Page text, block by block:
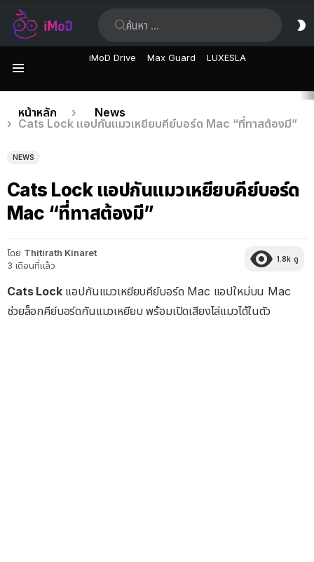
iMoD Drive Max Guard LUXESLA
เรื่อง
ล่าสุด
คุณอยู่ที่นี่:
หน้าหลัก
News
Cats Lock แอปกันแมวเหยียบคีย์บอร์ด Mac “ที่ทาสต้องมี”
NEWS
Cats Lock แอปกันแมวเหยียบคีย์บอร์ด
Mac “ที่ทาสต้องมี”
โดย Thitirath Kinaret
3 เดือนที่แล้ว
1.8k ดู
Cats Lockแอปกันแมวเหยียบคีย์บอร์ด Mac แอปใหม่บน Mac
ช่วยล็อกคีย์บอร์ดกันแมวเหยียบ พร้อมเปิดเสียงไล่แมวได้ในตัว